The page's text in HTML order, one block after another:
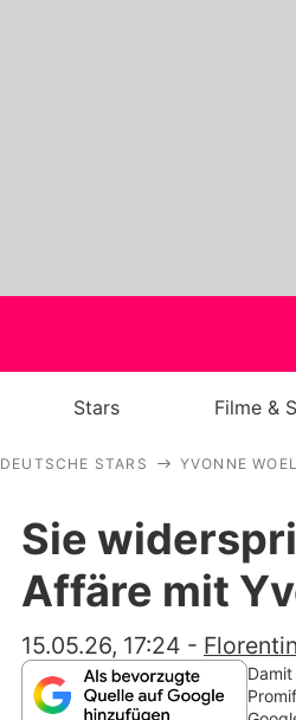
Stars Filme &
DEUTSCHE STARS YVONNE
Sie
Affäre mit
15.05.26, 17:24 -